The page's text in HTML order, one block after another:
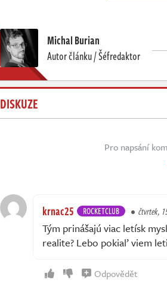
Michal Burian
Autor článku / Šéfredaktor
DISKUZE
Pro napsání
krnac25 ROCKETCLUB čtvrtek,
Tým prinášajú viac letísk
realite? Lebo pokiaľ viem
Odpovědět